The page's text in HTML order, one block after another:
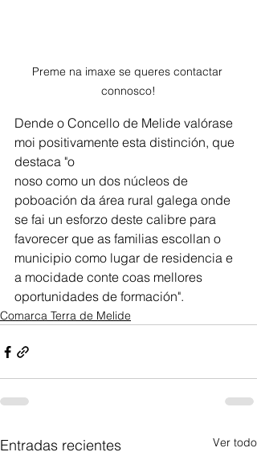
Preme na imaxe se queres contactar
connosco!
Dende o Concello de Melide valórase
moi positivamente esta distinción, que
destaca "o
noso como un dos núcleos de
poboación da área rural galega onde
se fai un esforzo deste calibre para
favorecer que as familias escollan o
municipio como lugar de residencia e
a mocidade conte coas mellores
oportunidades de formación".
Comarca Terra de Melide
Entradas recientes Ver todo